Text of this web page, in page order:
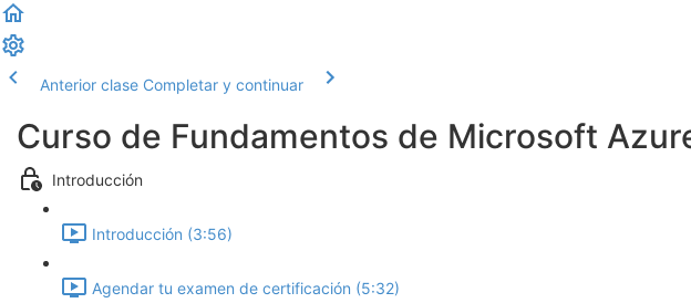
Anterior clase Completar y continuar
Curso de Fundamentos de Microsoft
Introducción
Introducción (3:56)
Agendar tu examen de certificación (5:32)